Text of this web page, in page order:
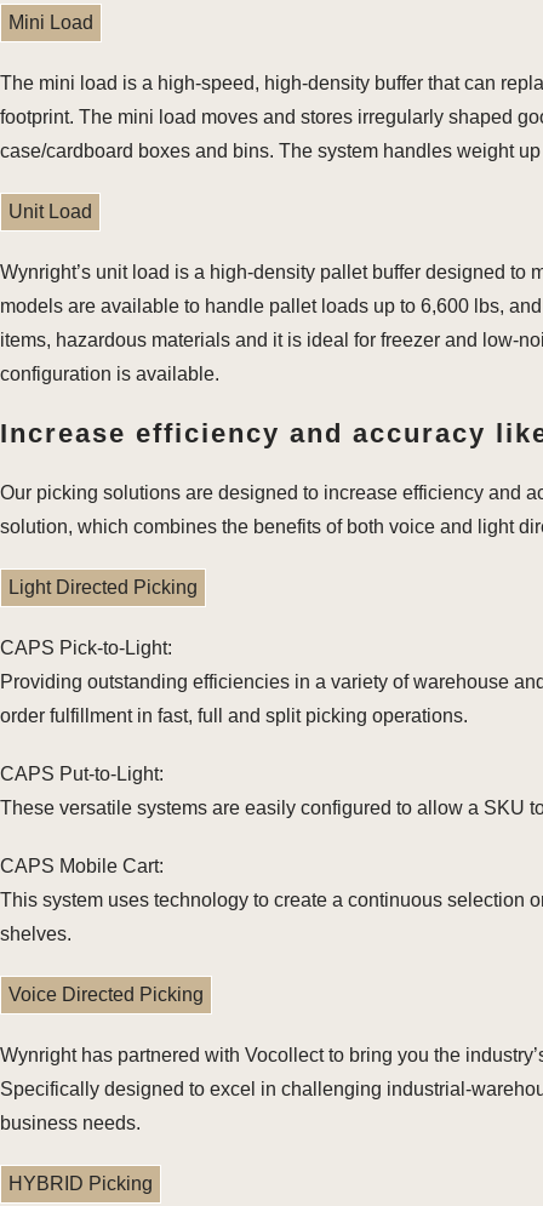
Mini Load
The mini load is a high-speed, high-density buffer that can
footprint. The mini load moves and stores irregularly shaped
case/cardboard boxes and bins. The system handles weight
Unit Load
Wynright’s unit load is a high-density pallet buffer designed
models are available to handle pallet loads up to 6,600 lbs,
items, hazardous materials and it is ideal for freezer and low-
configuration is available.
Increase efficiency and accuracy
Our picking solutions are designed to increase efficiency and
solution, which combines the benefits of both voice and light
Light Directed Picking
CAPS Pick-to-Light:
Providing outstanding efficiencies in a variety of warehouse
order fulfillment in fast, full and split picking operations.
CAPS Put-to-Light:
These versatile systems are easily configured to allow a SKU
CAPS Mobile Cart:
This system uses technology to create a continuous selection
shelves.
Voice Directed Picking
Wynright has partnered with Vocollect to bring you the
Specifically designed to excel in challenging industrial-
business needs.
HYBRID Picking